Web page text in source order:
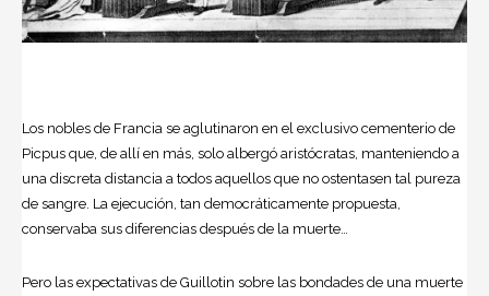
Los nobles de Francia se aglutinaron en el exclusivo cementerio de
Picpus que, de allí en más, solo albergó aristócratas, manteniendo a
una discreta distancia a todos aquellos que no ostentasen tal pureza
de sangre. La ejecución, tan democráticamente propuesta,
conservaba sus diferencias después de la muerte…
Pero las expectativas de Guillotin sobre las bondades de una muerte